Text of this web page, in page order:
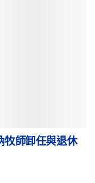
牧師卸任與退休